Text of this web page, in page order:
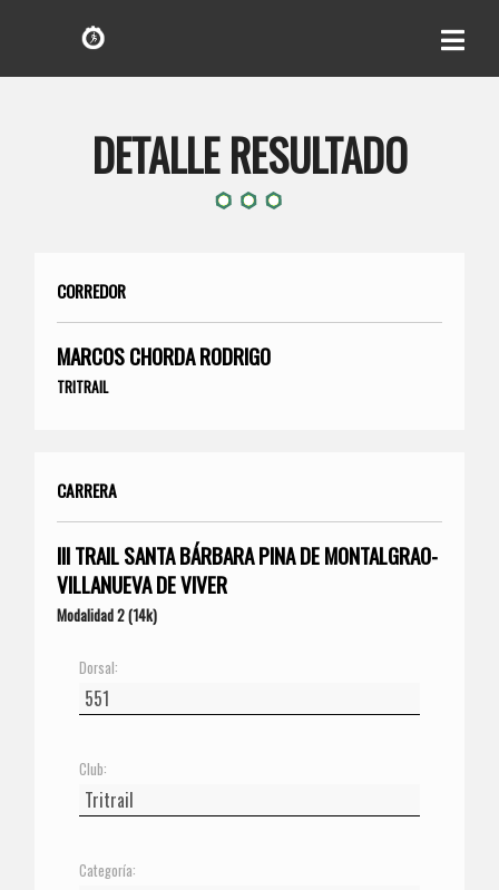
DETALLE RESULTADO
CORREDOR
MARCOS CHORDA RODRIGO
TRITRAIL
CARRERA
III TRAIL SANTA BÁRBARA PINA DE MONTALGRAO-
VILLANUEVA DE VIVER
Modalidad 2 (14k)
Dorsal:
Club:
Categoría: